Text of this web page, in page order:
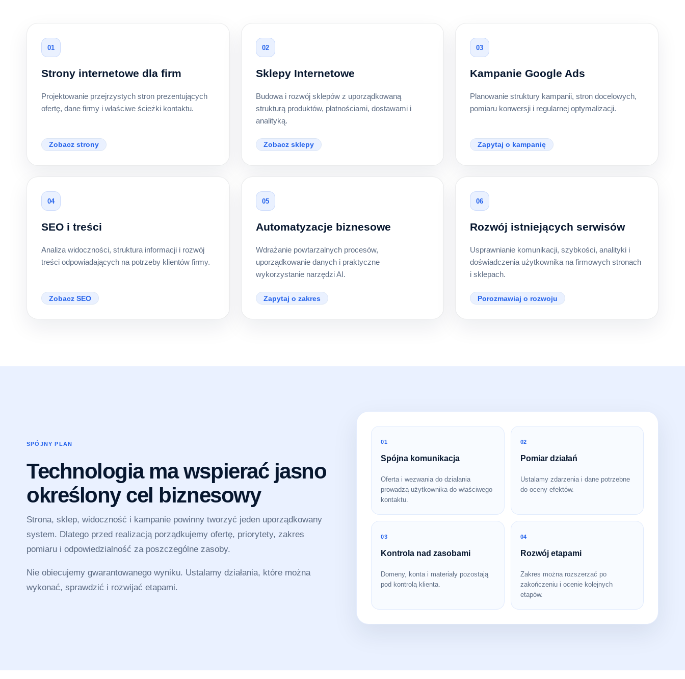
01
Strony internetowe dla firm
Projektowanie przejrzystych stron prezentujących
ofertę, dane firmy i właściwe ścieżki kontaktu.
Zobacz strony
02
Sklepy Internetowe
Budowa i rozwój sklepów z uporządkowaną
strukturą produktów, płatnościami, dostawami i
analityką.
Zobacz sklepy
03
Kampanie Google Ads
Planowanie struktury kampanii, stron docelowych,
pomiaru konwersji i regularnej optymalizacji.
Zapytaj o kampanię
04
SEO i treści
Analiza widoczności, struktura informacji i rozwój
treści odpowiadających na potrzeby klientów firmy.
Zobacz SEO
05
Automatyzacje biznesowe
Wdrażanie powtarzalnych procesów,
uporządkowanie danych i praktyczne
wykorzystanie narzędzi AI.
Zapytaj o zakres
06
Rozwój istniejących serwisów
Usprawnianie komunikacji, szybkości, analityki i
doświadczenia użytkownika na firmowych stronach
i sklepach.
Porozmawiaj o rozwoju
SPÓJNY PLAN
Technologia ma wspierać jasno
określony cel biznesowy
Strona, sklep, widoczność i kampanie powinny tworzyć jeden uporządkowany
system. Dlatego przed realizacją porządkujemy ofertę, priorytety, zakres
pomiaru i odpowiedzialność za poszczególne zasoby.
Nie obiecujemy gwarantowanego wyniku. Ustalamy działania, które można
wykonać, sprawdzić i rozwijać etapami.
01
Spójna komunikacja
Oferta i wezwania do działania
prowadzą użytkownika do właściwego
kontaktu.
02
Pomiar działań
Ustalamy zdarzenia i dane potrzebne
do oceny efektów.
03
Kontrola nad zasobami
Domeny, konta i materiały pozostają
pod kontrolą klienta.
04
Rozwój etapami
Zakres można rozszerzać po
zakończeniu i ocenie kolejnych
etapów.